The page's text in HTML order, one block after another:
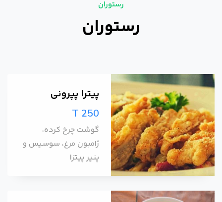
رستوران
رستوران
پیترا پپرونی
T 250
گوشت چرخ کرده،
ژامبون مرغ، سوسیس و
پنیر پیتزا